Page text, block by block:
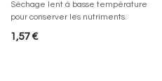
Sèchage lent à basse température
pour conserver les nutriments.
1,57€